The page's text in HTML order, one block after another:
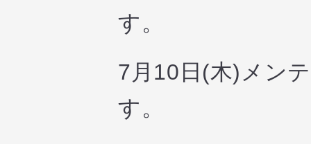
す。
7月10日(木)メン
す。